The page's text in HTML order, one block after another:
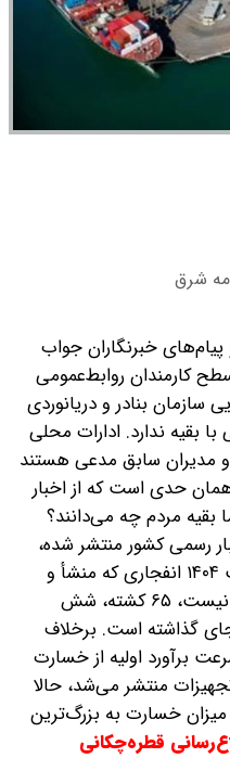
شرق
خبرنگاران جواب
کارمندان روابط‌عمومی
بنادر و دریانوردی
بقیه ندارد. ادارات محلی
مدیران سابق مدعی هستند
حدی است که از اخبار
بقیه مردم چه می‌دانند؟
رسمی کشور منتشر شده،
این است که روز شنبه ۶ اردیبهشت ۱۴۰۴ انفجاری که منشأ و
علت آن به صورت دقیق مشخص نیست، ۶۵ کشته، شش
گذاشته است. برخلاف
برآورد اولیه از خسارت
منتشر می‌شد، حالا
خسارت به بزرگ‌ترین
قطره‌چکانی